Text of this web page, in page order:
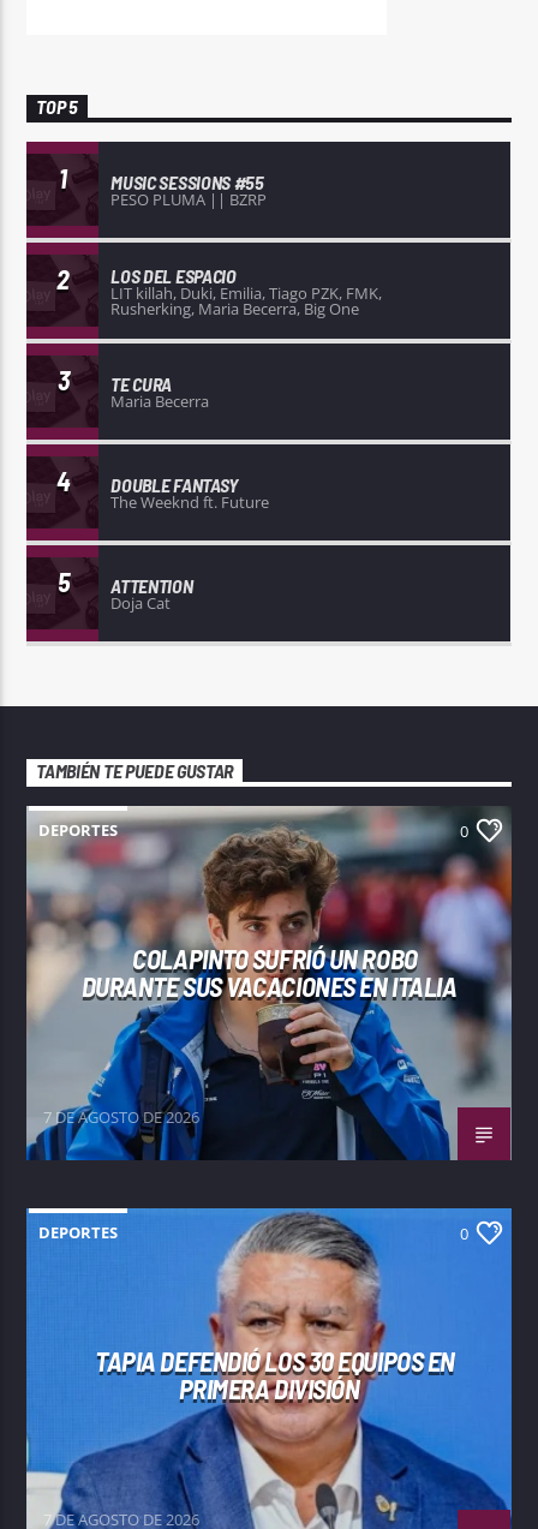
TOP 5
1 MUSIC SESSIONS #55
PESO PLUMA || BZRP
2 LOS DEL ESPACIO
LIT killah, Duki, Emilia, Tiago PZK, FMK,
Rusherking, Maria Becerra, Big One
3 TE CURA
Maria Becerra
4 DOUBLE FANTASY
The Weeknd ft. Future
5 ATTENTION
Doja Cat
TAMBIÉN TE PUEDE GUSTAR
DEPORTES 0
COLAPINTO SUFRIÓ UN ROBO
DURANTE SUS VACACIONES EN ITALIA
7 DE AGOSTO DE 2026
DEPORTES 0
TAPIA DEFENDIÓ LOS 30 EQUIPOS EN
PRIMERA DIVISIÓN
7 DE AGOSTO DE 2026